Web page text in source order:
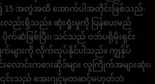
၍ 15 အတွဲအထိ အောက်ပါအတိုင်းဖြစ်သည်-
လည်းရှိသည်။ ဆုံးရှုံးမှုကို ပြန်ပေးမည်
က်ဆံဖြစ်ပြီး၊ သင်သည် ဝဘ်ပရိုမိုးရှင်း
ျက်များကို လိုက်လုပ်နိုင်ပါသည်။ ကျွန်ုပ်
လောင်းကစားဆိုဒ်များ လူကြိုက်အများဆုံး၊
၊ ၎င်းသည် အေးဂျင့်မှတဆင့်မဟုတ်ဘဲ